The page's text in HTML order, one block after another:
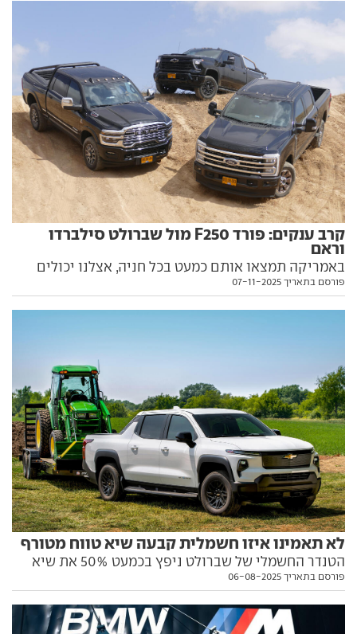
קרב ענקים: פורד F250 מול שברולט סילברדו
וראם
באמריקה תמצאו אותם כמעט בכל חניה, אצלנו יכולים
לנהוג בהם רק מחזיקי רישיון ג', אבל זה לא פוגע בהילה
פורסם בתאריך 07-11-2025
לא תאמינו איזו חשמלית קבעה שיא טווח מטורף
הטנדר החשמלי של שברולט ניפץ בכמעט 50% את שיא
הטווח לרכב חשמלי סדרתי – שנקבע רק בחודש שעבר
פורסם בתאריך 06-08-2025